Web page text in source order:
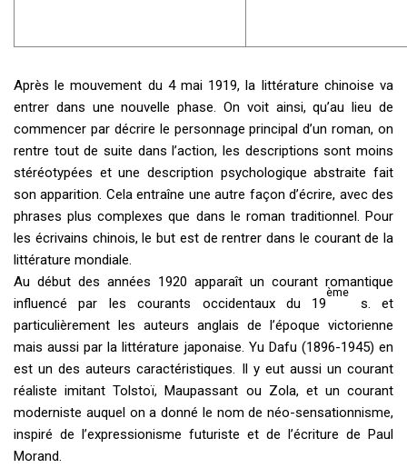
Après le mouvement du 4 mai 1919, la littérature chinoise va
entrer dans une nouvelle phase. On voit ainsi, qu’au lieu de
commencer par décrire le personnage principal d’un roman, on
rentre tout de suite dans l’action, les descriptions sont moins
stéréotypées et une description psychologique abstraite fait
son apparition. Cela entraîne une autre façon d’écrire, avec des
phrases plus complexes que dans le roman traditionnel. Pour
les écrivains chinois, le but est de rentrer dans le courant de la
littérature mondiale.
Au début des années 1920 apparaît un courant romantique
influencé par les courants occidentaux du 19
ème
s. et
particulièrement les auteurs anglais de l’époque victorienne
mais aussi par la littérature japonaise. Yu Dafu (1896-1945) en
est un des auteurs caractéristiques. Il y eut aussi un courant
réaliste imitant Tolstoï, Maupassant ou Zola, et un courant
moderniste auquel on a donné le nom de néo-sensationnisme,
inspiré de l’expressionisme futuriste et de l’écriture de Paul
Morand.